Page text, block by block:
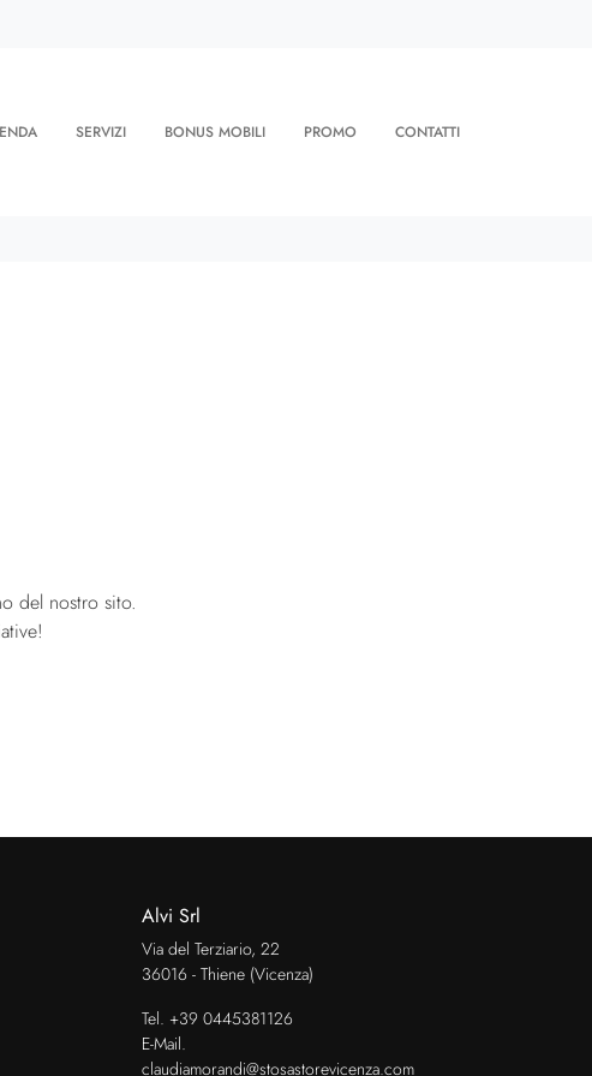
SERVIZI BONUS MOBILI PROMO CONTATTI
del nostro sito.
Alvi Srl
Via del Terziario, 22
36016 - Thiene (Vicenza)
Tel. +39 0445381126
E-Mail.
claudiamorandi@stosastorevicenza.com